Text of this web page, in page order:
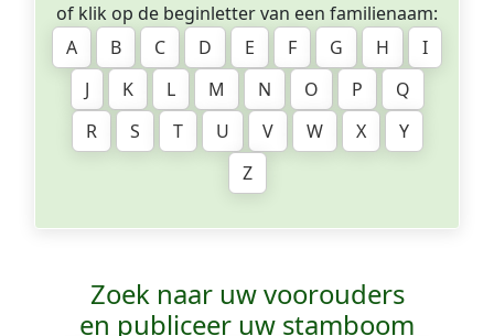
of klik op de beginletter van een familienaam:
A
B C D E F G H
I
J
K L M N O P
Q
R
S T U V W X
Y
Z
Zoek naar uw voorouders
en publiceer uw stamboom